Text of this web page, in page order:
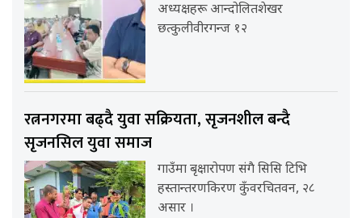
अध्यक्षहरू आन्दोलितशेखर
छत्कुलीवीरगन्ज १२
रत्ननगरमा बढ्दै युवा सक्रियता, सृजनशील बन्दै
सृजनसिल युवा समाज
गाउँमा बृक्षारोपण संगै सिसि टिभि
हस्तान्तरणकिरण कुँवरचितवन, २८
असार ।